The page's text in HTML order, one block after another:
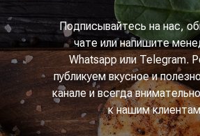
Подписывайтесь на нас,
чате или напишите
Whatsapp или Telegram.
публикуем вкусное и
канале и всегда
к нашим